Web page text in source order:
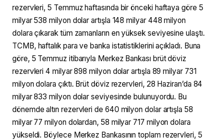
rezervleri, 5 Temmuz haftasında bir önceki haftaya göre 5
milyar 538 milyon dolar artışla 148 milyar 448 milyon
dolara çıkarak tüm zamanların en yüksek seviyesine ulaştı.
TCMB, haftalık para ve banka istatistiklerini açıkladı. Buna
göre, 5 Temmuz itibarıyla Merkez Bankası brüt döviz
rezervleri 4 milyar 898 milyon dolar artışla 89 milyar 731
milyon dolara çıktı. Brüt döviz rezervleri, 28 Haziran’da 84
milyar 833 milyon dolar seviyesinde bulunuyordu. Bu
dönemde altın rezervleri de 640 milyon dolar artışla 58
milyar 77 milyon dolardan, 58 milyar 717 milyon dolara
yükseldi. Böylece Merkez Bankasının toplam rezervleri, 5